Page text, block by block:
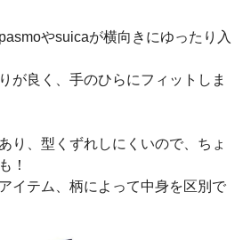
やsuicaが横向きにゆったり入
が良く、手のひらにフィットしま
り、型くずれしにくいので、ちょ
！
イテム、柄によって中身を区別で